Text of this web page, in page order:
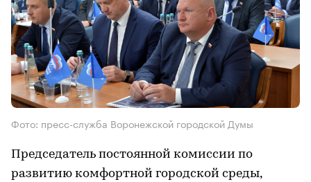
Фото: пресс-служба Воронежской городской Думы
Председатель постоянной комиссии по
развитию комфортной городской среды,